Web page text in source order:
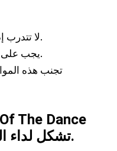
لا تتدرب إذا كان هناك ألم في الظهر أو الركبة.
يجب على النساء الحوامل تجنب هذا الموقف.
تجنب هذه
تشكل لداء الفقار العنقي وآلام الرقبة.